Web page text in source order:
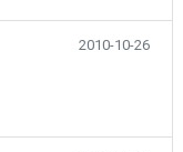
2010-10-26